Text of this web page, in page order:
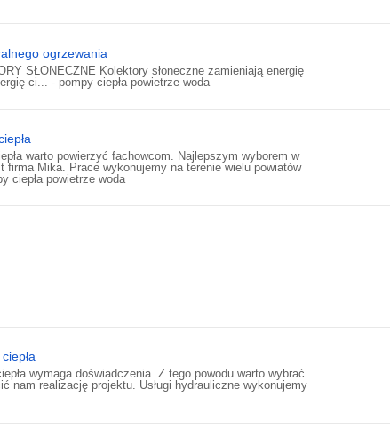
ogrzewania
SŁONECZNE Kolektory słoneczne zamieniają energię
ci... - pompy ciepła powietrze woda
warto powierzyć fachowcom. Najlepszym wyborem w
firma Mika. Prace wykonujemy na terenie wielu powiatów
ciepła powietrze woda
wymaga doświadczenia. Z tego powodu warto wybrać
nam realizację projektu. Usługi hydrauliczne wykonujemy